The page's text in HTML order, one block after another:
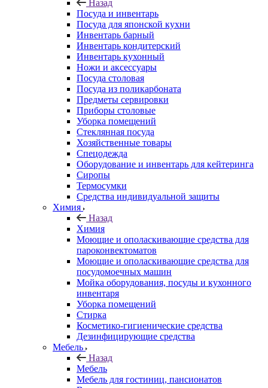
Назад
Посуда и инвентарь
Посуда для японской кухни
Инвентарь барный
Инвентарь кондитерский
Инвентарь кухонный
Ножи и аксессуары
Посуда столовая
Посуда из поликарбоната
Предметы сервировки
Приборы столовые
Уборка помещений
Стеклянная посуда
Хозяйственные товары
Спецодежда
Оборудование и инвентарь для кейтеринга
Сиропы
Термосумки
Средства индивидуальной защиты
Химия
Назад
Химия
Моющие и ополаскивающие средства для
пароконвектоматов
Моющие и ополаскивающие средства для
посудомоечных машин
Мойка оборудования, посуды и кухонного
инвентаря
Уборка помещений
Стирка
Косметико-гигиенические средства
Дезинфицирующие средства
Мебель
Назад
Мебель
Мебель для гостиниц, пансионатов